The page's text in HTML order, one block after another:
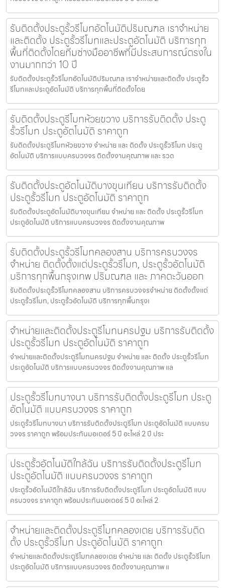
รับติดตั้งประตูรั้วรีโมทอัตโนมัติปริมณฑล เราจำหน่าย
และติดตั้ง ประตูรั้วรีโมทและประตูอัตโนมัติ บริการทุก
พื้นที่ติดตั้งโดยทีมช่างมืออาชีพที่มีประสบการณ์ตรงใน
งานมากกว่า 10 ปี
รับติดตั้งประตูรั้วรีโมทอัตโนมัติปริมณฑล เราจำหน่ายและติดตั้ง ประตูรั้ว
รีโมทและประตูอัตโนมัติ บริการทุกพื้นที่ติดตั้งโดย
รับติดตั้งประตูรีโมทห้วยขวาง บริการรับติดตั้ง ประตู
รั้วรีโมท ประตูอัตโนมัติ ราคาถูก
รับติดตั้งประตูรีโมทห้วยขวาง จำหน่าย และ ติดตั้ง ประตูรั้วรีโมท ประตู
อัตโนมัติ บริการแบบครบวงจร ติดตั้งงานคุณภาพ และ รวด
รับติดตั้งประตูอัตโนมัติบางขุนเทียน บริการรับติดตั้ง
ประตูรั้วรีโมท ประตูอัตโนมัติ ราคาถูก
รับติดตั้งประตูอัตโนมัติบางขุนเทียน จำหน่าย และ ติดตั้ง ประตูรั้วรีโมท
ประตูอัตโนมัติ บริการแบบครบวงจร ติดตั้งงานคุณภาพ
รับติดตั้งประตูรั้วรีโมทคลองสาน บริการครบวงจร
จำหน่าย ติดตั้งตั้งแต่ประตูรั้วรีโมท, ประตูรั้วอัตโนมัติ
บริการทุกพื้นกรุงเทพ ปริมณฑล และ ภาคตะวันออก
รับติดตั้งประตูรั้วรีโมทคลองสาน บริการครบวงจรจำหน่าย ติดตั้งตั้งแต่
ประตูรั้วรีโมท, ประตูรั้วอัตโนมัติ บริการทุกพื้นกรุงเ
จำหน่ายและติดตั้งประตูรีโมทนครปฐม บริการรับติดตั้ง
ประตูรั้วรีโมท ประตูอัตโนมัติ ราคาถูก
จำหน่ายและติดตั้งประตูรีโมทนครปฐม จำหน่าย และ ติดตั้ง ประตูรั้วรีโมท
ประตูอัตโนมัติ บริการแบบครบวงจร ติดตั้งงานคุณภาพ แล
ประตูรั้วรีโมทบางนา บริการรับติดตั้งประตูรีโมท ประตู
อัตโนมัติ แบบครบวงจร ราคาถูก
ประตูรั้วรีโมทบางนา บริการรับติดตั้งประตูรีโมท ประตูอัตโนมัติ แบบครบ
วงจร ราคาถูก พร้อมประกันมอเตอร์ 5 ปี อะไหล่ 2 ปี ประ
ประตูรั้วอัตโนมัติใกล้ฉัน บริการรับติดตั้งประตูรีโมท
ประตูอัตโนมัติ แบบครบวงจร ราคาถูก
ประตูรั้วอัตโนมัติใกล้ฉัน บริการรับติดตั้งประตูรีโมท ประตูอัตโนมัติ แบบ
ครบวงจร ราคาถูก พร้อมประกันมอเตอร์ 5 ปี อะไหล่ 2
จำหน่ายและติดตั้งประตูรีโมทคลองเตย บริการรับติด
ตั้ง ประตูรั้วรีโมท ประตูอัตโนมัติ ราคาถูก
จำหน่ายและติดตั้งประตูรีโมทคลองเตย จำหน่าย และ ติดตั้ง ประตูรั้วรีโมท
ประตูอัตโนมัติ บริการแบบครบวงจร ติดตั้งงานคุณภาพ แ